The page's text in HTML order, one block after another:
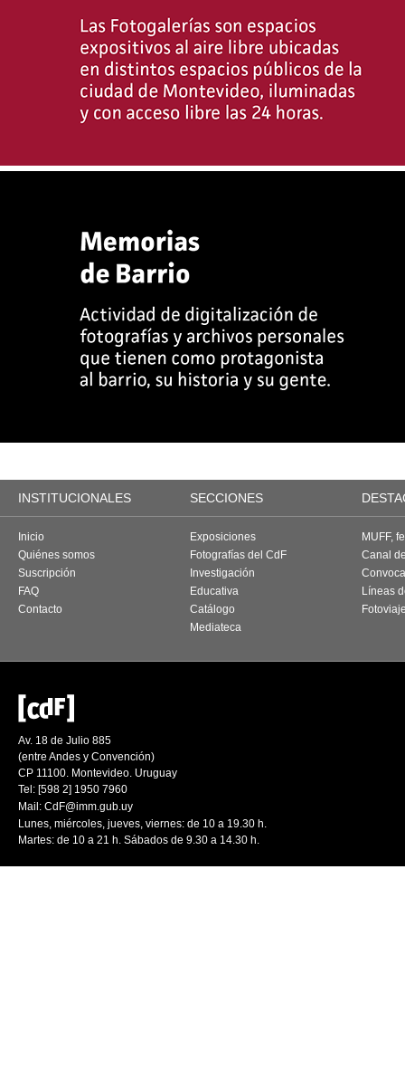
INSTITUCIONALES SECCIONES
Inicio
Quiénes somos
Suscripción
FAQ
Contacto
Exposiciones
Fotografías del CdF
Investigación
Educativa
Catálogo
Mediateca
MUFF,
Canal
Líneas
Av. 18 de Julio 885
(entre Andes y Convención)
CP 11100. Montevideo. Uruguay
Tel: [598 2] 1950 7960
Mail: CdF@imm.gub.uy
Lunes, miércoles, jueves, viernes: de 10 a 19.30 h.
Martes: de 10 a 21 h. Sábados de 9.30 a 14.30 h.